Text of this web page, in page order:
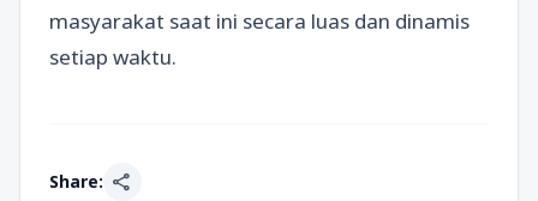
masyarakat saat ini secara luas dan dinamis
setiap waktu.
Share: share